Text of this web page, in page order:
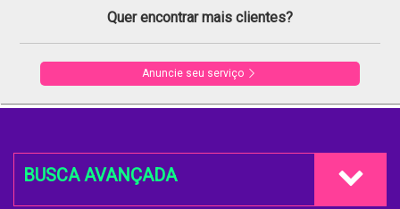
Quer encontrar mais clientes?
Anuncie seu serviço
BUSCA AVANÇADA